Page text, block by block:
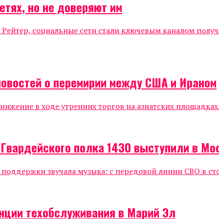
но не доверяют им
социальные сети стали ключевым каналом
о перемирии между США и Ираном
в ходе утренних торгов на азиатских
полка 1430 выступили в
звучала музыка: с передовой линии СВО в
техобслуживания в Марий Эл